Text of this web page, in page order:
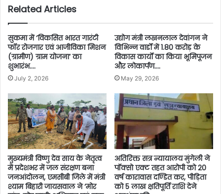
Related Articles
सुकमा में ‘विकसित भारत गारंटी
फॉर रोजगार एवं आजीविका मिशन
(ग्रामीण) ग्राम योजना’ का
शुभारंभ….
July 2, 2026
उद्योग मंत्री लखनलाल देवांगन ने
विभिन्न वार्डों में 1.80 करोड़ के
विकास कार्यों का किया भूमिपूजन
और लोकार्पण….
May 29, 2026
मुख्यमंत्री विष्णु देव साय के नेतृत्व
में प्रदेशभर में जल संरक्षण बना
जनआंदोलन, एमसीबी जिले में मंत्री
श्याम बिहारी जायसवाल ने ‘मोर
अतिरिक्त सत्र न्यायालय मुंगेली ने
पॉक्सो एक्ट तहत आरोपी को 20
वर्ष कारावास दण्डित कर, पीड़िता
को 5 लाख क्षतिपूर्ति राशि देने